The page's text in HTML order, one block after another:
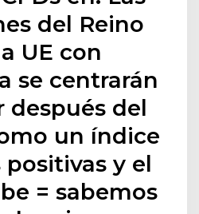
del Reino
UE con
se centrarán
después del
un índice
y el
= sabemos